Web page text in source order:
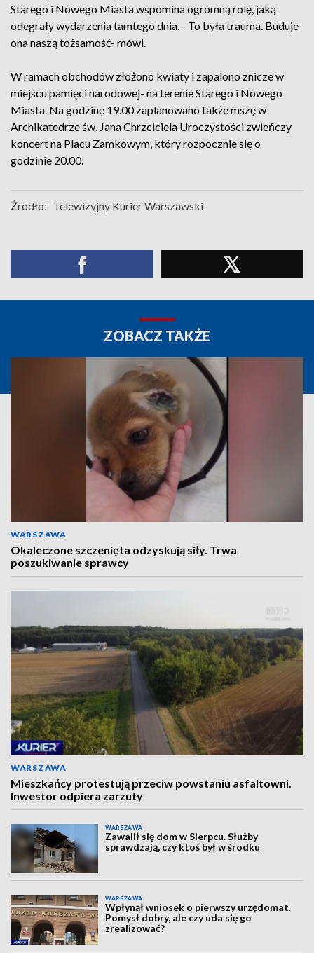
Starego i Nowego Miasta wspomina ogromną rolę, jaką
odegrały wydarzenia tamtego dnia. - To była trauma. Buduje
ona naszą tożsamość- mówi.
W ramach obchodów złożono kwiaty i zapalono znicze w
miejscu pamięci narodowej- na terenie Starego i Nowego
Miasta. Na godzinę 19.00 zaplanowano także mszę w
Archikatedrze św, Jana Chrzciciela Uroczystości zwieńczy
koncert na Placu Zamkowym, który rozpocznie się o
godzinie 20.00.
Źródło: Telewizyjny Kurier Warszawski
ZOBACZ TAKŻE
WARSZAWA
Okaleczone szczenięta odzyskują siły. Trwa
poszukiwanie sprawcy
WARSZAWA
Mieszkańcy protestują przeciw powstaniu asfaltowni.
Inwestor odpiera zarzuty
WARSZAWA
Zawalił się dom w Sierpcu. Służby
sprawdzają, czy ktoś był w środku
WARSZAWA
Wpłynął wniosek o pierwszy urzędomat.
Pomysł dobry, ale czy uda się go
zrealizować?